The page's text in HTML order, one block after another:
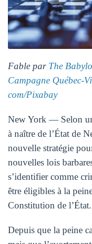
Fable par The
Campagne Québec-
com/Pixabay
New York — Selon
à naître de l’État de
nouvelle stratégie
nouvelles lois
s’identifier comme
être éligibles à la
Constitution de l’État.
Depuis que la peine